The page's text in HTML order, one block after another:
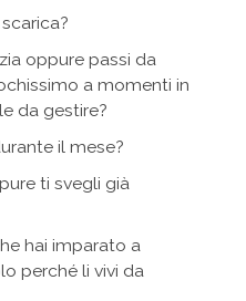
oppure passi da
a momenti in
da gestire?
il mese?
ti svegli già
hai imparato a
perché li vivi da